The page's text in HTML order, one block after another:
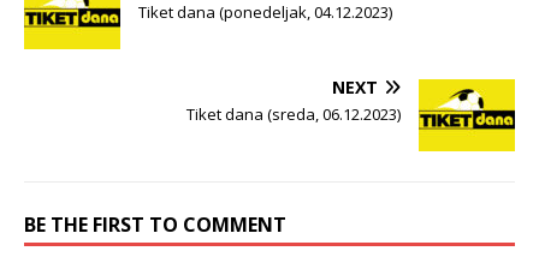
Tiket dana (ponedeljak, 04.12.2023)
NEXT
Tiket dana (sreda, 06.12.2023)
BE THE FIRST TO COMMENT